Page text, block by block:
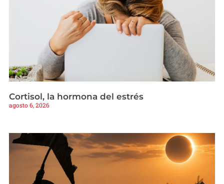
Cortisol, la hormona del estrés
agosto 6, 2026